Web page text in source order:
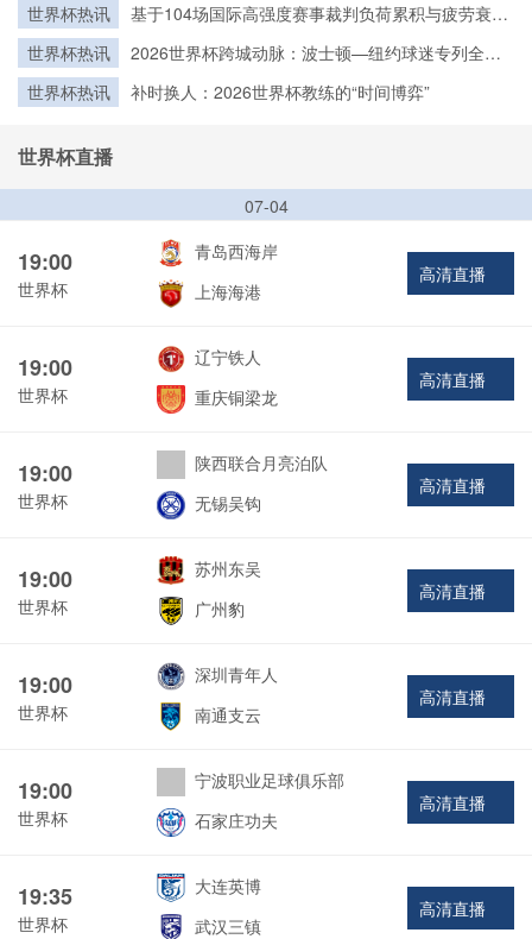
世界杯热讯
基于104场国际高强度赛事裁判负荷累积与疲劳衰减
世界杯热讯
2026世界杯跨城动脉：波士顿—纽约球迷专列全程
世界杯热讯 补时换人：2026世界杯教练的“时间博弈”
世界杯直播
07-04
19:00
世界杯
青岛西海岸
上海海港
高清直播
19:00
世界杯
辽宁铁人
重庆铜梁龙
高清直播
19:00
世界杯
陕西联合月亮泊队
无锡吴钩
高清直播
19:00
世界杯
苏州东吴
广州豹
高清直播
19:00
世界杯
深圳青年人
南通支云
高清直播
19:00
世界杯
宁波职业足球俱乐部
石家庄功夫
高清直播
19:35
世界杯
大连英博
武汉三镇
高清直播